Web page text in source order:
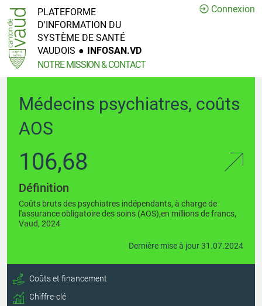
Connexion
PLATEFORME
D'INFORMATION DU
SYSTÈME DE SANTÉ
VAUDOIS ● INFOSAN.VD
NOTRE MISSION & CONTACT
Médecins psychiatres, coûts
AOS
106,68
Définition
Coûts bruts des psychiatres indépendants, à charge de
l'assurance obligatoire des soins (AOS),en millions de francs,
Vaud, 2024
Dernière mise à jour 31.07.2024
Coûts et financement
Chiffre-clé